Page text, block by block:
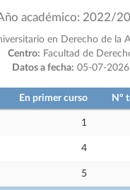
académico: 2022/
en Derecho de la
Centro: Facultad de
Datos a fecha: 05-07-2026
En primer curso Nº
1
4
5